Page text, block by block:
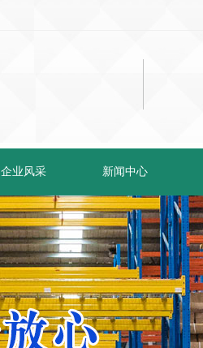
企业风采 新闻中心